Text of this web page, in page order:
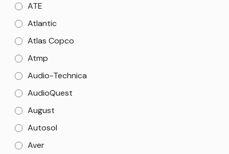
ATE
Atlantic
Atlas Copco
Atmp
Audio-Technica
AudioQuest
August
Autosol
Aver